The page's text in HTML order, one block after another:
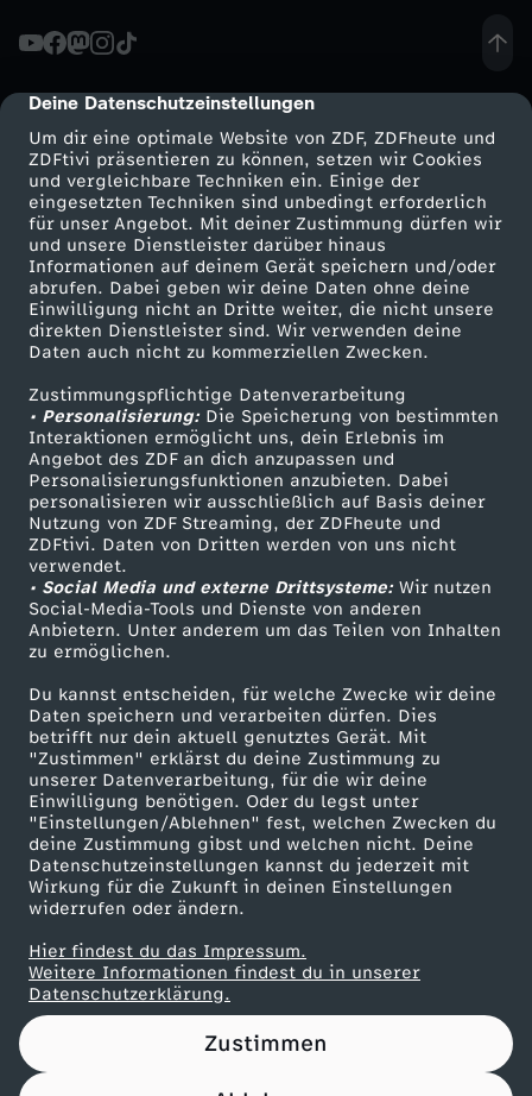
cmp-dialog-description
Deine Datenschutzeinstellungen
Um dir eine optimale Website von ZDF, ZDFheute und
ZDFtivi präsentieren zu können, setzen wir Cookies
und vergleichbare Techniken ein. Einige der
eingesetzten Techniken sind unbedingt erforderlich
für unser Angebot. Mit deiner Zustimmung dürfen wir
und unsere Dienstleister darüber hinaus
Informationen auf deinem Gerät speichern und/oder
abrufen. Dabei geben wir deine Daten ohne deine
Einwilligung nicht an Dritte weiter, die nicht unsere
direkten Dienstleister sind. Wir verwenden deine
Daten auch nicht zu kommerziellen Zwecken.
Zustimmungspflichtige Datenverarbeitung
• Personalisierung:Die Speicherung von bestimmten
Interaktionen ermöglicht uns, dein Erlebnis im
Angebot des ZDF an dich anzupassen und
Personalisierungsfunktionen anzubieten. Dabei
personalisieren wir ausschließlich auf Basis deiner
Nutzung von ZDF Streaming, der ZDFheute und
ZDFtivi. Daten von Dritten werden von uns nicht
verwendet.
• Social Media und externe Drittsysteme:Wir nutzen
Social-Media-Tools und Dienste von anderen
Anbietern. Unter anderem um das Teilen von Inhalten
zu ermöglichen.
Du kannst entscheiden, für welche Zwecke wir deine
Daten speichern und verarbeiten dürfen. Dies
betrifft nur dein aktuell genutztes Gerät. Mit
"Zustimmen" erklärst du deine Zustimmung zu
unserer Datenverarbeitung, für die wir deine
Einwilligung benötigen. Oder du legst unter
"Einstellungen/Ablehnen" fest, welchen Zwecken du
deine Zustimmung gibst und welchen nicht. Deine
Datenschutzeinstellungen kannst du jederzeit mit
Wirkung für die Zukunft in deinen Einstellungen
widerrufen oder ändern.
Hier findest du das Impressum.
Weitere Informationen findest du in unserer
Datenschutzerklärung.
Zustimmen
Mehr ZDF
ZDF-Apps
Smart TV
ZDFtext
Livestreams
Sendungen A-Z
TV-Programm
Service
ZDFmitreden
Kontakt zum ZDF
Tickets
Zuschauerservice
Hilfe
ZDF Unternehmen
Karriere
ZDF goes Schule
Werbefernsehen
Mainzelmännchen
Partner